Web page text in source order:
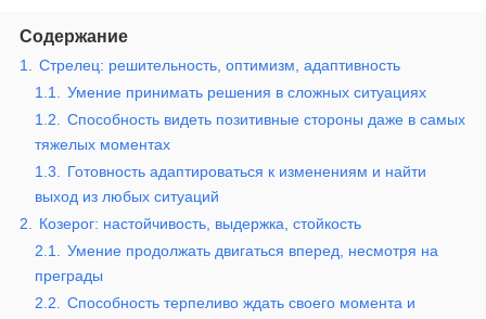
Содержание
1.
Стрелец: решительность, оптимизм, адаптивность
1.1.
Умение принимать решения в сложных ситуациях
1.2.
Способность видеть позитивные стороны даже в самых
тяжелых моментах
1.3.
Готовность адаптироваться к изменениям и найти
выход из любых ситуаций
2.
Козерог: настойчивость, выдержка, стойкость
2.1.
Умение продолжать двигаться вперед, несмотря на
преграды
2.2.
Способность терпеливо ждать своего момента и